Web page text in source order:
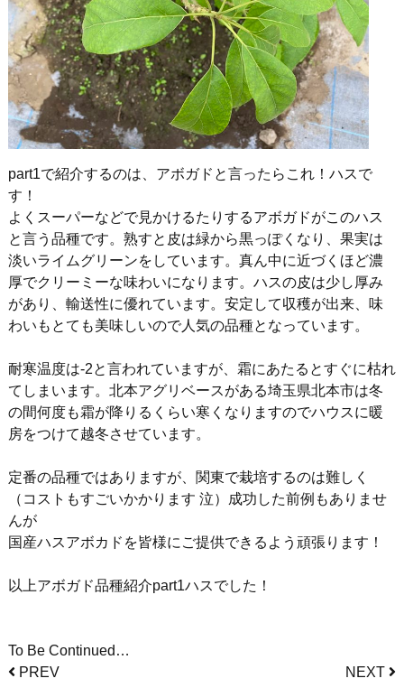
part1で紹介するのは、アボガドと言ったらこれ！ハスで
す！
よくスーパーなどで見かけるたりするアボガドがこのハス
と言う品種です。熟すと皮は緑から黒っぽくなり、果実は
淡いライムグリーンをしています。真ん中に近づくほど濃
厚でクリーミーな味わいになります。ハスの皮は少し厚み
があり、輸送性に優れています。安定して収穫が出来、味
わいもとても美味しいので人気の品種となっています。
耐寒温度は-2と言われていますが、霜にあたるとすぐに枯れ
てしまいます。北本アグリベースがある埼玉県北本市は冬
の間何度も霜が降りるくらい寒くなりますのでハウスに暖
房をつけて越冬させています。
定番の品種ではありますが、関東で栽培するのは難しく
（コストもすごいかかります 泣）成功した前例もありませ
んが
国産ハスアボカドを皆様にご提供できるよう頑張ります！
以上アボガド品種紹介part1ハスでした！
To Be Continued…
PREV
NEXT